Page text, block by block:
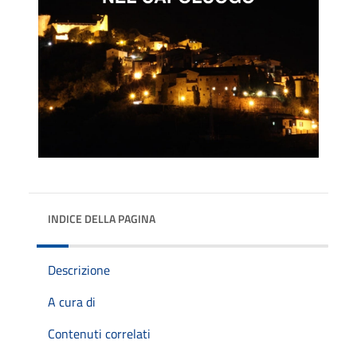
INDICE DELLA PAGINA
Descrizione
A cura di
Contenuti correlati